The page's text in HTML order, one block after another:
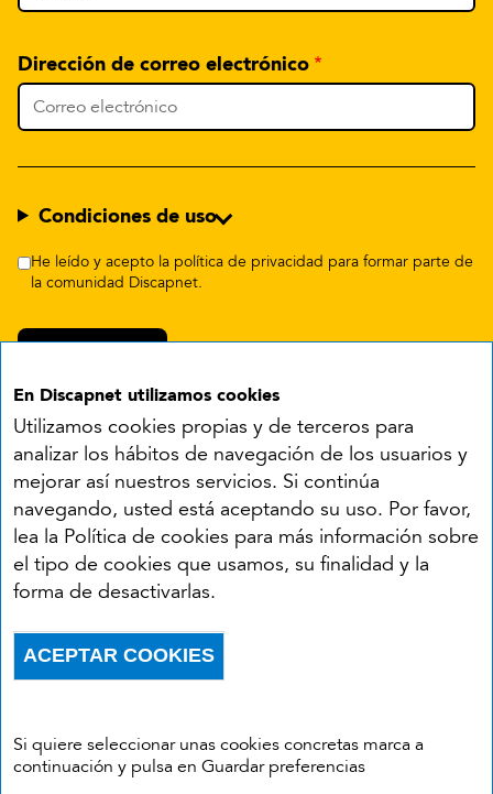
En Discapnet utilizamos cookies
Utilizamos cookies propias y de terceros para
analizar los hábitos de navegación de los usuarios y
mejorar así nuestros servicios. Si continúa
navegando, usted está aceptando su uso. Por favor,
lea la Política de cookies para más información sobre
el tipo de cookies que usamos, su finalidad y la
forma de desactivarlas.
Si quiere seleccionar unas cookies concretas marca a
continuación y pulsa en Guardar preferencias
ACEPTAR COOKIES
Dirección de correo electrónico
Condiciones de uso
He leído y acepto la política de privacidad para formar parte de
la comunidad Discapnet.
Síguenos en:
YouTube
Menú del pie
AccesibilidadAviso legal
Política de privacidad